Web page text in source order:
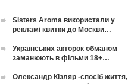
Sisters Aroma використали у
рекламі квитки до Москви…
Українських акторок обманом
заманюють в фільми 18+…
Олександр Кізляр -спосіб життя,